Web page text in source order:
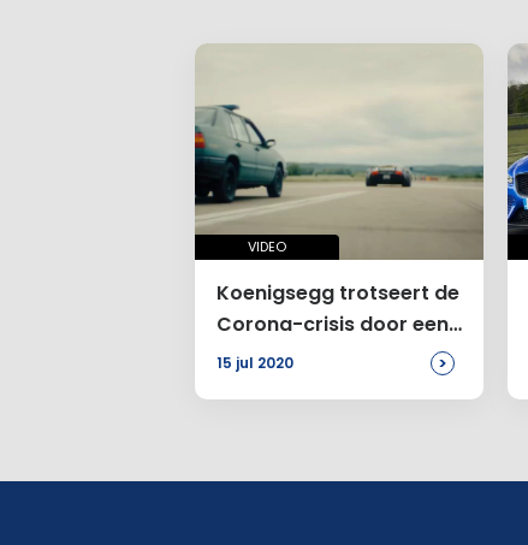
VIDEO
Koenigsegg trotseert de
Corona-crisis door een
actiefilm te maken
15 jul 2020 >